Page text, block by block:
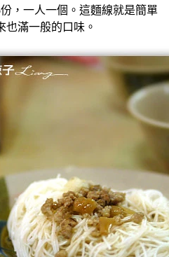
，一人一個。這麵線就是簡單
也滿一般的口味。